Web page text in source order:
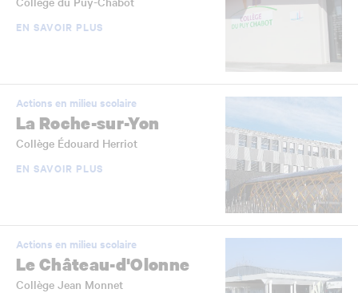
EN SAVOIR PLUS
Actions en milieu scolaire
La Roche-sur-Yon
Collège Édouard Herriot
EN SAVOIR PLUS
Actions en milieu scolaire
Le Château-d'Olonne
Collège Jean Monnet